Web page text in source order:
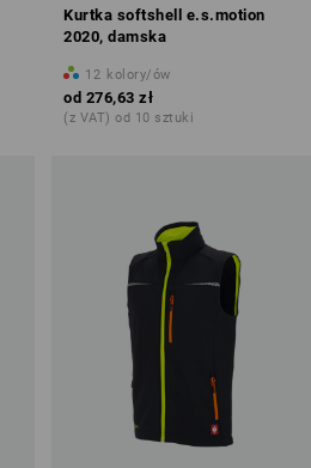
Kurtka softshell e.s.motion
2020, damska
12 kolory/ów
od 276,63 zł
(z VAT) od 10 sztuki